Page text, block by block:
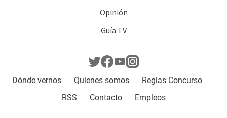
Opinión
Guía TV
Dónde vernos Quienes somos
Reglas Concurso
RSS
Contacto Empleos